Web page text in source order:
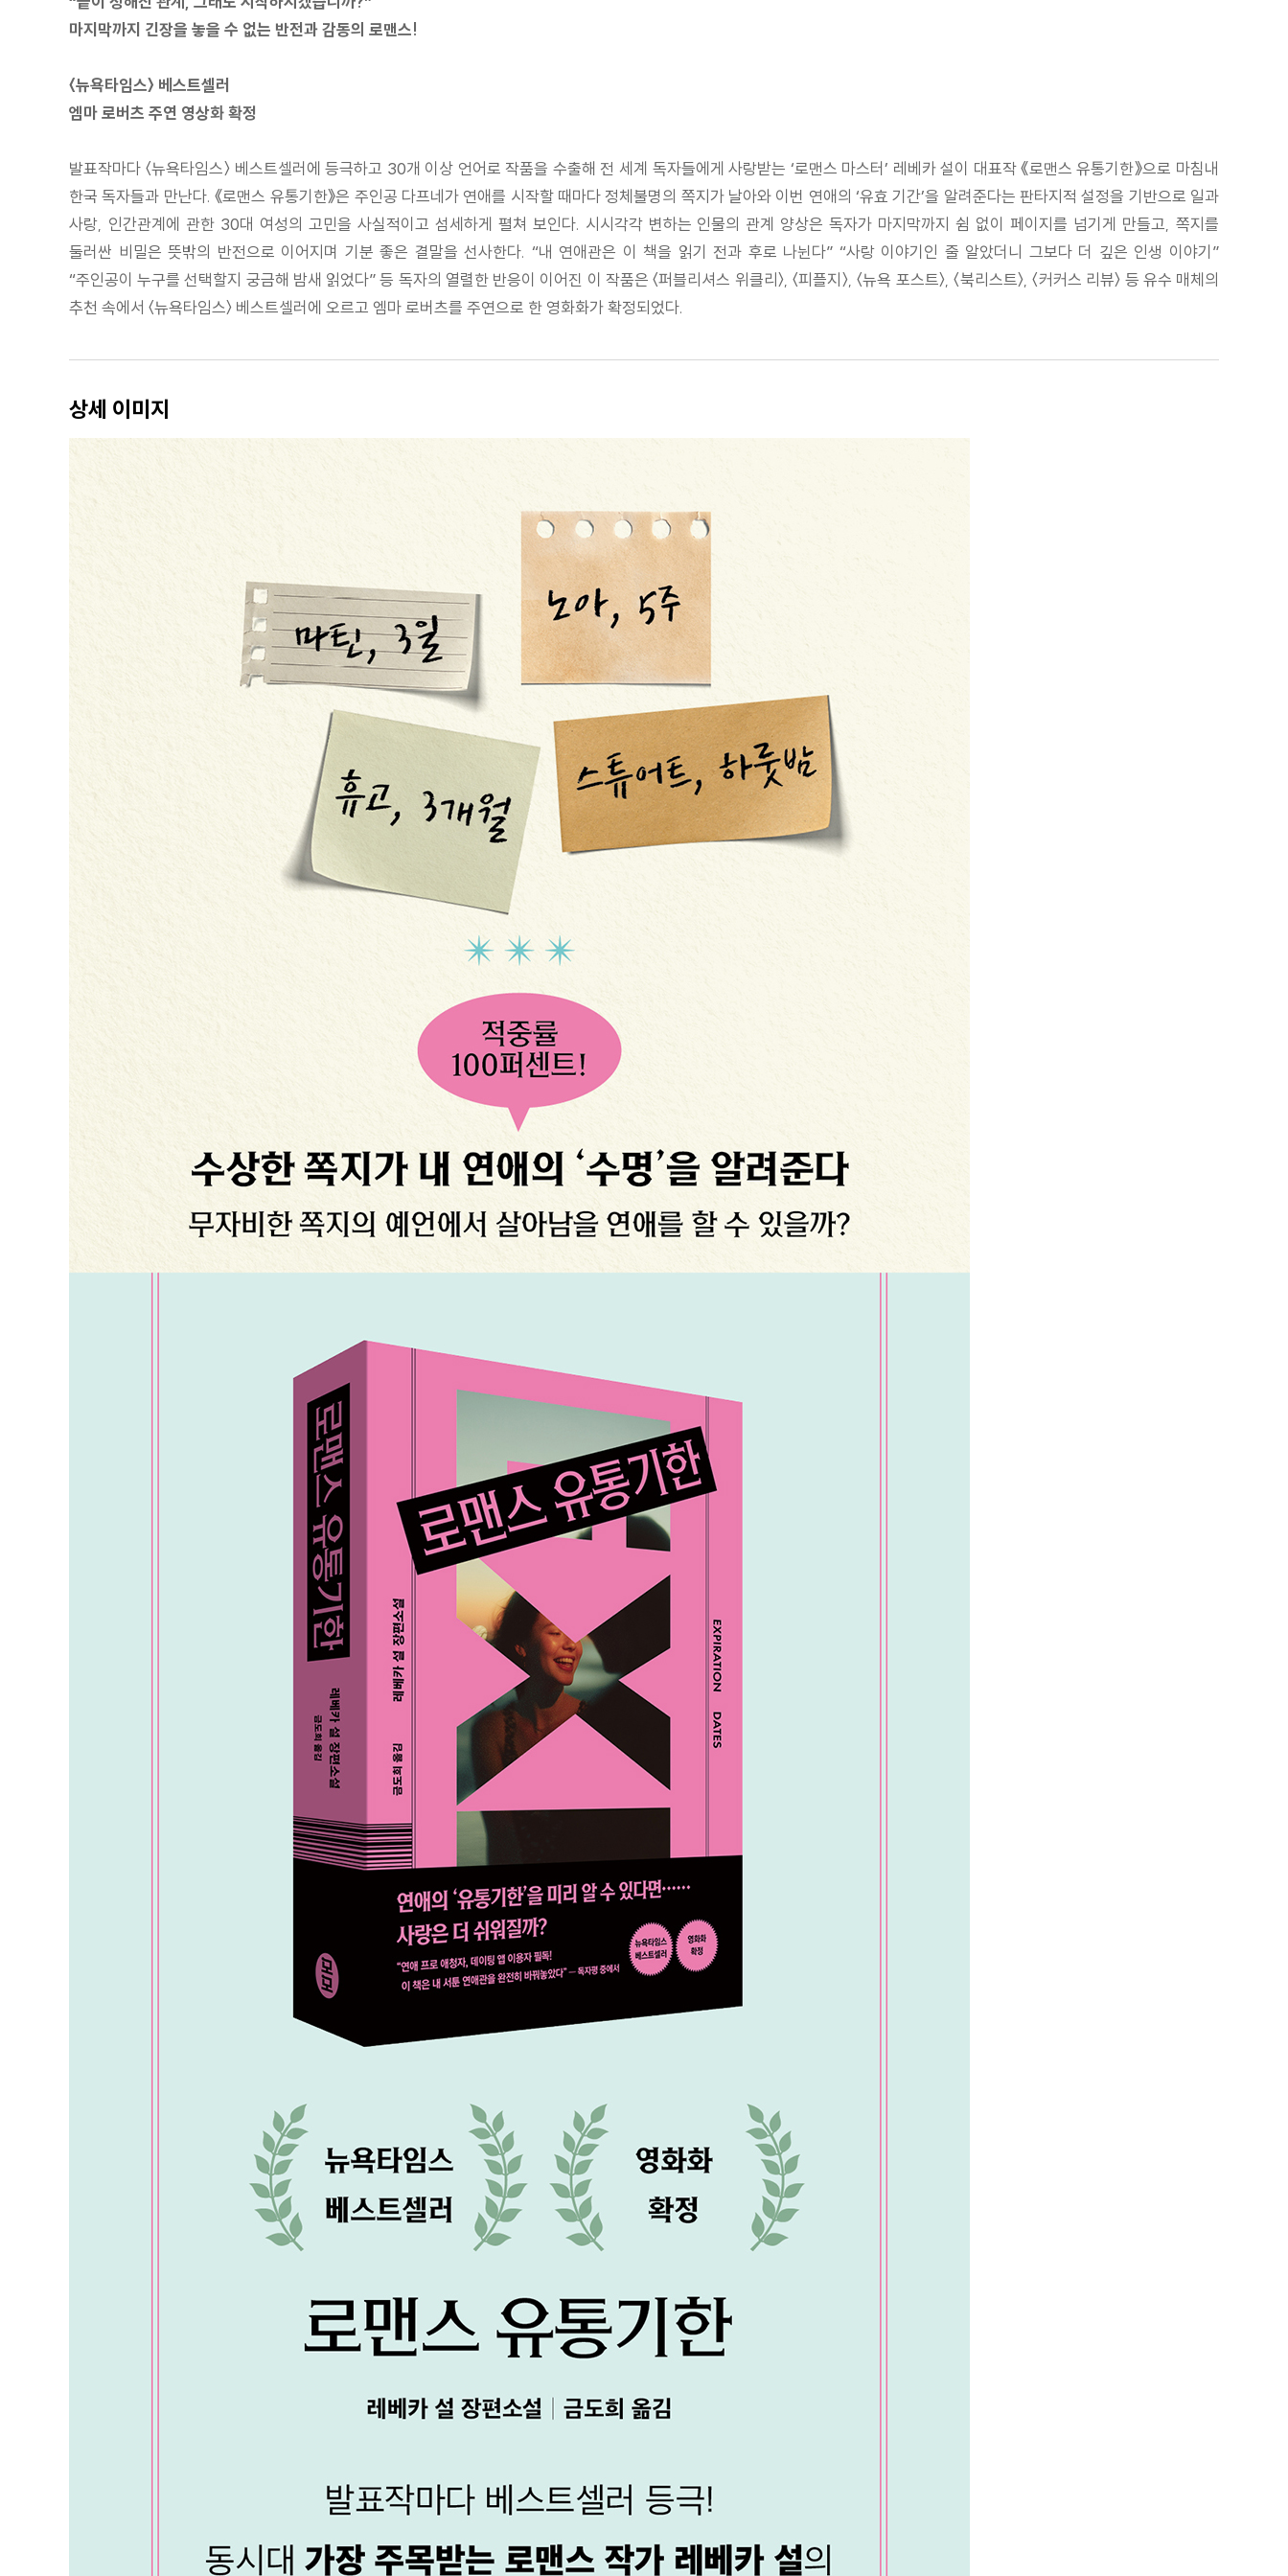
마지막까지 긴장을 놓을 수 없는 반전과 감동의 로맨스!
〈뉴욕타임스〉 베스트셀러
엠마 로버츠 주연 영상화 확정
발표작마다 〈뉴욕타임스〉 베스트셀러에 등극하고 30개 이상 언어로 작품을 수출해 전 세계 독자들에게 사랑받는 ‘로맨스 마스터’ 레베카 설이 대표작 《로맨스 유통기한》으로 마침내
한국 독자들과 만난다. 《로맨스 유통기한》은 주인공 다프네가 연애를 시작할 때마다 정체불명의 쪽지가 날아와 이번 연애의 ‘유효 기간’을 알려준다는 판타지적 설정을 기반으로 일과
사랑, 인간관계에 관한 30대 여성의 고민을 사실적이고 섬세하게 펼쳐 보인다. 시시각각 변하는 인물의 관계 양상은 독자가 마지막까지 쉼 없이 페이지를 넘기게 만들고, 쪽지를
둘러싼 비밀은 뜻밖의 반전으로 이어지며 기분 좋은 결말을 선사한다. “내 연애관은 이 책을 읽기 전과 후로 나뉜다” “사랑 이야기인 줄 알았더니 그보다 더 깊은 인생 이야기”
“주인공이 누구를 선택할지 궁금해 밤새 읽었다” 등 독자의 열렬한 반응이 이어진 이 작품은 〈퍼블리셔스 위클리〉, 〈피플지〉, 〈뉴욕 포스트〉, 〈북리스트〉, 〈커커스 리뷰〉 등 유수 매체의
추천 속에서 〈뉴욕타임스〉 베스트셀러에 오르고 엠마 로버츠를 주연으로 한 영화화가 확정되었다.
상세 이미지